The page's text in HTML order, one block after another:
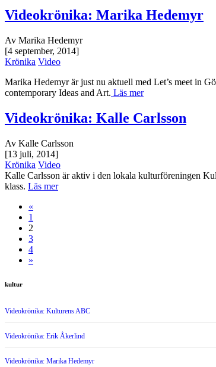
Videokrönika: Marika Hedemyr
Av Marika Hedemyr
[4 september, 2014]
Krönika Video
Marika Hedemyr är just nu aktuell med Let’s meet in
contemporary Ideas and Art. Läs mer
Videokrönika: Kalle Carlsson
Av Kalle Carlsson
[13 juli, 2014]
Krönika Video
Kalle Carlsson är aktiv i den lokala kulturföreningen
klass. Läs mer
«
1
2
3
4
»
kultur
Videokrönika: Kulturens ABC
Videokrönika: Erik Åkerlind
Videokrönika: Marika Hedemyr